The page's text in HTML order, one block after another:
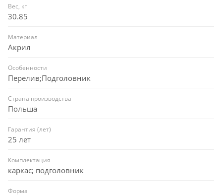
Вес, кг
30.85
Материал
Акрил
Особенности
Перелив;Подголовник
Страна производства
Польша
Гарантия (лет)
25 лет
Комплектация
каркас; подголовник
Форма